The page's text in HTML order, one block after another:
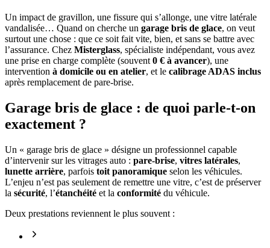
Un impact de gravillon, une fissure qui s’allonge, une vitre latérale
vandalisée… Quand on cherche un garage bris de glace, on veut
surtout une chose : que ce soit fait vite, bien, et sans se battre avec
l’assurance. Chez Misterglass, spécialiste indépendant, vous avez
une prise en charge complète (souvent 0 € à avancer), une
intervention à domicile ou en atelier, et le calibrage ADAS inclus
après remplacement de pare-brise.
Garage bris de glace : de quoi parle-t-on
exactement ?
Un « garage bris de glace » désigne un professionnel capable
d’intervenir sur les vitrages auto : pare-brise, vitres latérales,
lunette arrière, parfois toit panoramique selon les véhicules.
L’enjeu n’est pas seulement de remettre une vitre, c’est de préserver
la sécurité, l’étanchéité et la conformité du véhicule.
Deux prestations reviennent le plus souvent :